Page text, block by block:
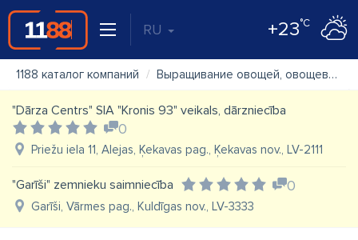
RU +23°C
1188 каталог компаний Выращивание овощей, овощеводство
"Dārza Centrs" SIA "Kronis 93" veikals, dārzniecība
0
Priežu iela 11, Alejas, Ķekavas pag., Ķekavas nov., LV-2111
"Garīši" zemnieku saimniecība 0
Garīši, Vārmes pag., Kuldīgas nov., LV-3333